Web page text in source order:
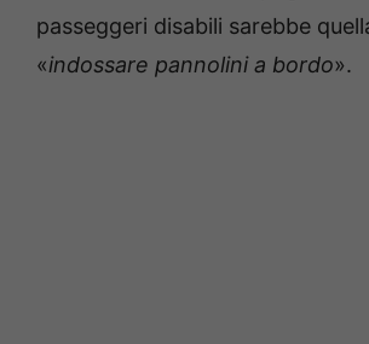
passeggeri disabili sarebbe
«indossare pannolini a bordo».